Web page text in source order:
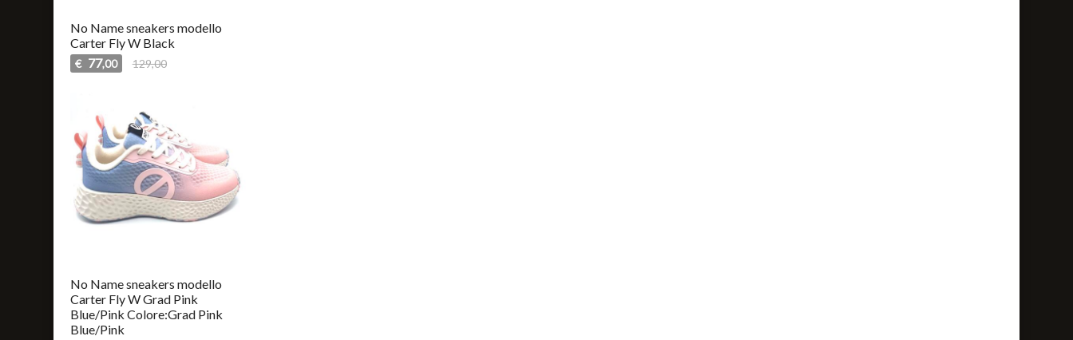
No Name sneakers modello
Carter Fly W Black
€ 77,00 129,00
No Name sneakers modello
Carter Fly W Grad Pink
Blue/Pink Colore:Grad Pink
Blue/Pink